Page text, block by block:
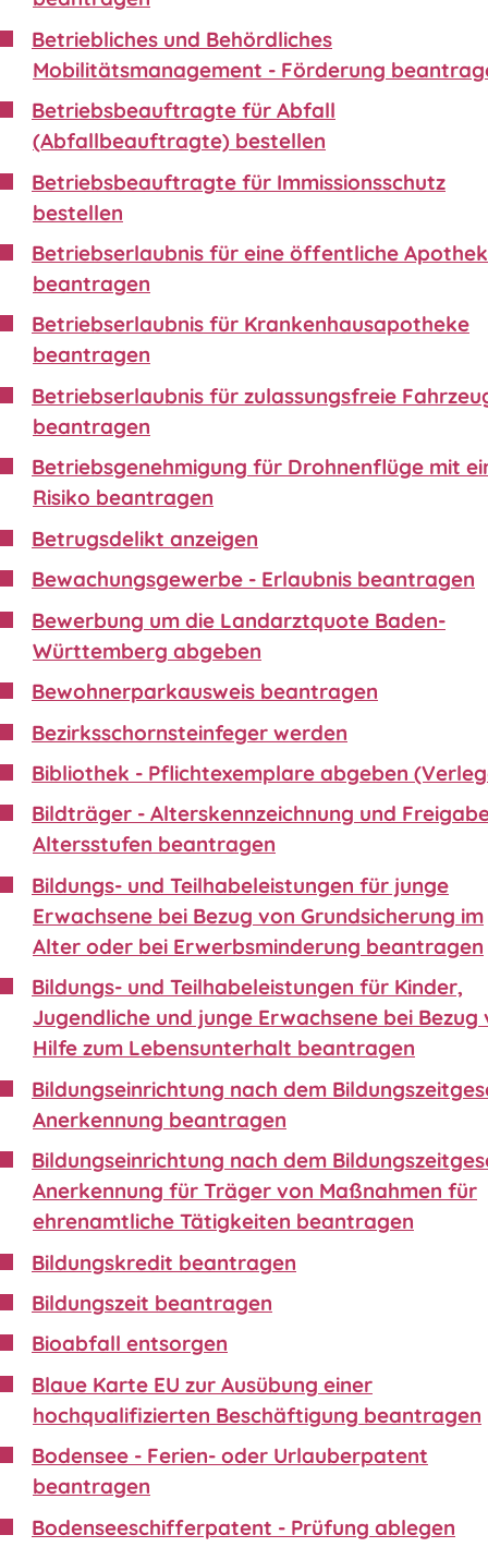
Betriebliches und Behördliches
Mobilitätsmanagement - Förderung
Betriebsbeauftragte für Abfall
(Abfallbeauftragte) bestellen
Betriebsbeauftragte für Immissionsschutz
bestellen
Betriebserlaubnis für eine öffentliche
beantragen
Betriebserlaubnis für Krankenhausapotheke
beantragen
Betriebserlaubnis für zulassungsfreie
beantragen
Betriebsgenehmigung für Drohnenflüge mit
Risiko beantragen
Betrugsdelikt anzeigen
Bewachungsgewerbe - Erlaubnis beantragen
Bewerbung um die Landarztquote Baden-
Württemberg abgeben
Bewohnerparkausweis beantragen
Bezirksschornsteinfeger werden
Bibliothek - Pflichtexemplare abgeben
Bildträger - Alterskennzeichnung und
Altersstufen beantragen
Bildungs- und Teilhabeleistungen für junge
Erwachsene bei Bezug von Grundsicherung im
Alter oder bei Erwerbsminderung beantragen
Bildungs- und Teilhabeleistungen für Kinder,
Jugendliche und junge Erwachsene bei Bezug
Hilfe zum Lebensunterhalt beantragen
Bildungseinrichtung nach dem
Anerkennung beantragen
Bildungseinrichtung nach dem
Anerkennung für Träger von Maßnahmen für
ehrenamtliche Tätigkeiten beantragen
Bildungskredit beantragen
Bildungszeit beantragen
Bioabfall entsorgen
Blaue Karte EU zur Ausübung einer
hochqualifizierten Beschäftigung beantragen
Bodensee - Ferien- oder Urlauberpatent
beantragen
Bodenseeschifferpatent - Prüfung ablegen